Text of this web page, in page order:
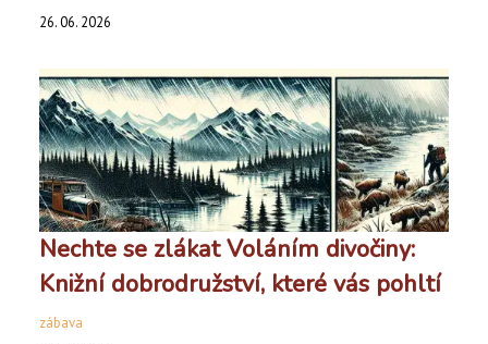
26. 06. 2026
Nechte se zlákat Voláním divočiny:
Knižní dobrodružství, které vás pohltí
zábava